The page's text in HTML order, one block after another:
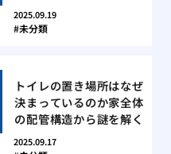
2025.09.19
未分類
トイレの置き場所はなぜ
決まっているのか家全体
の配管構造から謎を解く
2025.09.17